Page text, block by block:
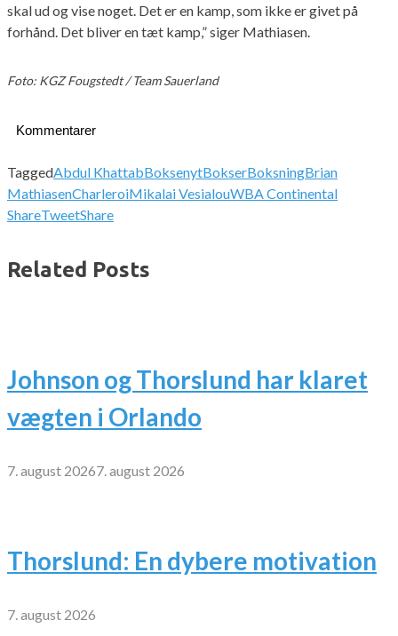
skal ud og vise noget. Det er en kamp, som ikke er givet på
forhånd. Det bliver en tæt kamp,” siger Mathiasen.
Foto: KGZ Fougstedt / Team Sauerland
Kommentarer
TaggedAbdul KhattabBoksenytBokserBoksningBrian
MathiasenCharleroiMikalai VesialouWBA Continental
ShareTweetShare
Related Posts
Johnson og Thorslund har klaret
vægten i Orlando
7. august 20267. august 2026
Thorslund: En dybere motivation
7. august 2026